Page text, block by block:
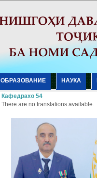
ОБРАЗОВАНИЕ НАУКА
Кафедрахо 54
There are no translations available.